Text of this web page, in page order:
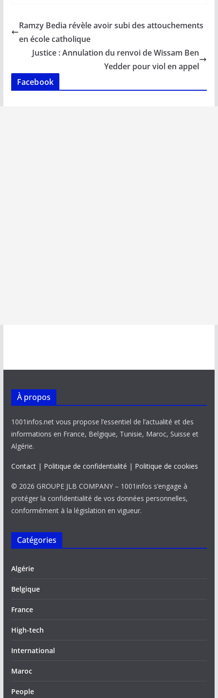
b
o
o
k
l s
A
p
e
n
y
n
k
g
Ramzy Bedia révèle avoir subi des attouchements
en école catholique
Justice : Annulation du renvoi de Wissam Ben
Yedder pour viol en appel
Facebook
À propos
1001infos.net vous propose l’essentiel de l’actualité et des
informations en France, Belgique, Tunisie, Maroc, Suisse et
Algérie.
Contact| Politique de confidentialité | Politique de cookies
© 2026 GROUPE JLB COMPANY – 1001infos s’engage à
protéger la confidentialité de vos données personnelles,
conformément à la législation en vigueur.
Catégories
Algérie
Belgique
France
High-tech
International
Maroc
People